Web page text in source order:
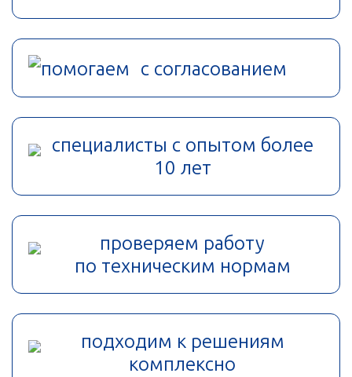
помогаем с согласованием
специалисты с опытом более
10 лет
проверяем работу
по техническим нормам
подходим к решениям
комплексно